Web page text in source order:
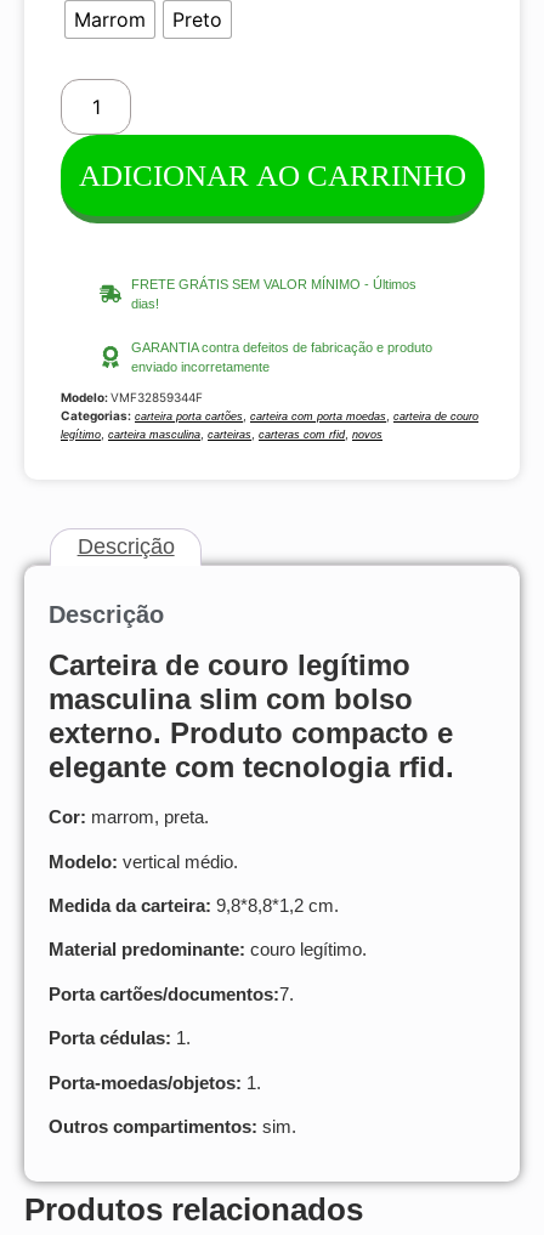
Marrom Preto
ADICIONAR AO CARRINHO
FRETE GRÁTIS SEM VALOR MÍNIMO - Últimos
dias!
GARANTIA contra defeitos de fabricação e produto
enviado incorretamente
Modelo:VMF32859344F
Categorias: carteira porta cartões carteira com porta moedas carteira de couro
legítimo carteira masculina carteiras carteras com rfid, novos
Descrição
Descrição
Carteira de couro legítimo
masculina slim com bolso
externo. Produto compacto e
elegante com tecnologia rfid.
Cor: marrom, preta.
Modelo: vertical médio.
Medida da carteira: 9,8*8,8*1,2 cm.
Material predominante: couro legítimo.
Porta cartões/documentos:7.
Porta cédulas: 1.
Porta-moedas/objetos: 1.
Outros compartimentos: sim.
Produtos relacionados